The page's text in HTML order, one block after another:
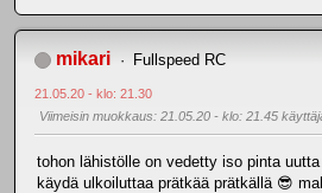
mikari Fullspeed RC
21.05.20 - klo: 21.30
Viimeisin muokkaus: 21.05.20 - klo: 21.45
tohon lähistölle on vedetty iso pinta
käydä ulkoiluttaa prätkää prätkällä 😎